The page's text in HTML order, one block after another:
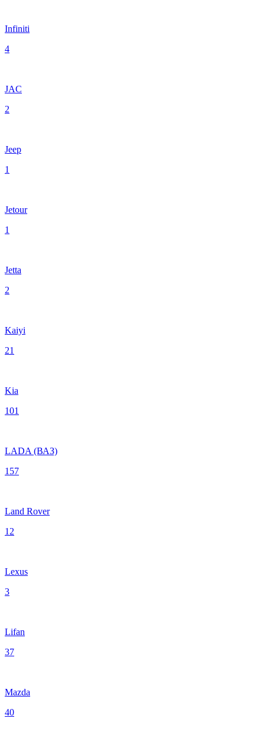
Infiniti
4
JAC
2
Jeep
1
Jetour
1
Jetta
2
Kaiyi
21
Kia
101
LADA (ВАЗ)
157
Land Rover
12
Lexus
3
Lifan
37
Mazda
40